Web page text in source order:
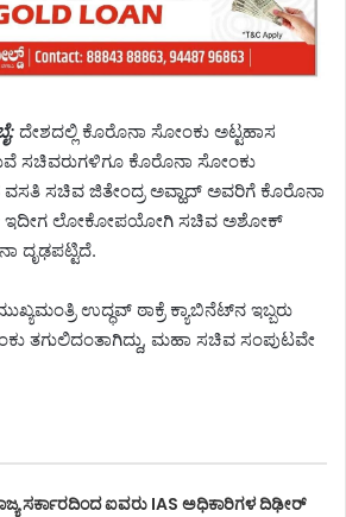
ದೇಶದಲ್ಲಿ ಕೊರೊನಾ ಸೋಂಕು ಅಟ್ಟಹಾಸ
ಸಚಿವರುಗಳಿಗೂ ಕೊರೊನಾ ಸೋಂಕು
ವಸತಿ ಸಚಿವ ಜಿತೇಂದ್ರ ಅವ್ಹಾದ್ ಅವರಿಗೆ ಕೊರೊನಾ
ಇದೀಗ ಲೋಕೋಪಯೋಗಿ ಸಚಿವ ಅಶೋಕ್
ದೃಢಪಟ್ಟಿದೆ.
ಉದ್ಧವ್ ಠಾಕ್ರೆ ಕ್ಯಾಬಿನೆಟ್‍ನ ಇಬ್ಬರು
ತಗುಲಿದಂತಾಗಿದ್ದು, ಮಹಾ ಸಚಿವ ಸಂಪುಟವೇ
ಸರ್ಕಾರದಿಂದ ಐವರು IAS ಅಧಿಕಾರಿಗಳ ದಿಢೀರ್